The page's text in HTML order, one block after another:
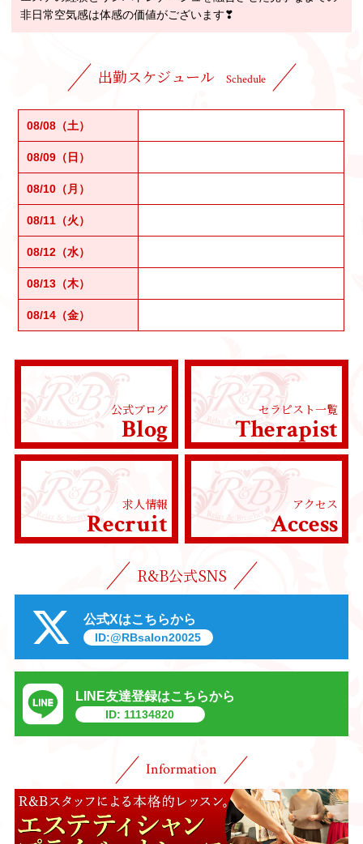
非日常空気感は体感の価値がございます❣
出勤スケジュール Schedule
08/08（土）
08/09（日）
08/10（月）
08/11（火）
08/12（水）
08/13（木）
08/14（金）
公式ブログ
Blog
セラピスト一覧
Therapist
求人情報
Recruit
アクセス
Access
R&B公式SNS
公式Xはこちらから
ID:@RBsalon20025
LINE友達登録はこちらから
ID: 11134820
Information